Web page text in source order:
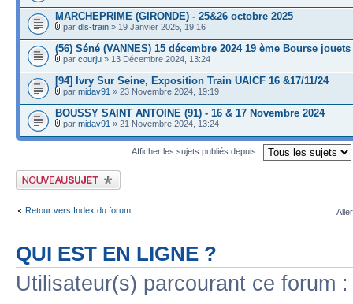
MARCHEPRIME (GIRONDE) - 25&26 octobre 2025
par dls-train » 19 Janvier 2025, 19:16
(56) Séné (VANNES) 15 décembre 2024 19 ème Bourse
par courju » 13 Décembre 2024, 13:24
[94] Ivry Sur Seine, Exposition Train UAICF 16 &17/11/24
par midav91 » 23 Novembre 2024, 19:19
BOUSSY SAINT ANTOINE (91) - 16 & 17 Novembre 2024
par midav91 » 21 Novembre 2024, 13:24
Afficher les sujets publiés depuis :
Publier un nouveau sujet
Retour vers Index du forum
QUI EST EN LIGNE ?
Utilisateur(s) parcourant ce forum